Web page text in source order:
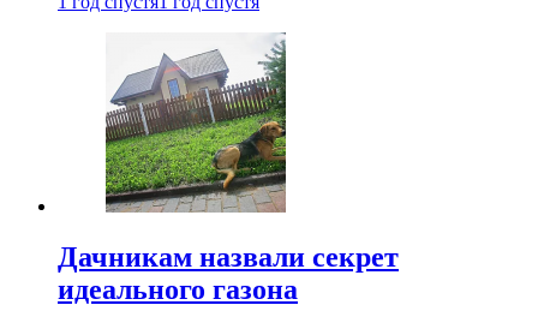
Дачникам назвали секрет
идеального газона